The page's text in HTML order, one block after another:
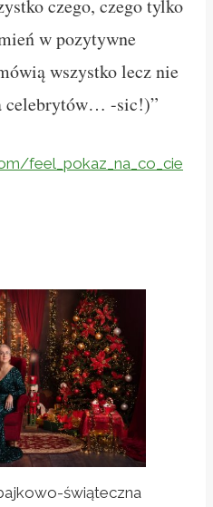
czego, czego tylko
w pozytywne
wszystko lecz nie
celebrytów… -sic!)”
feel_pokaz_na_co_cie
świąteczna